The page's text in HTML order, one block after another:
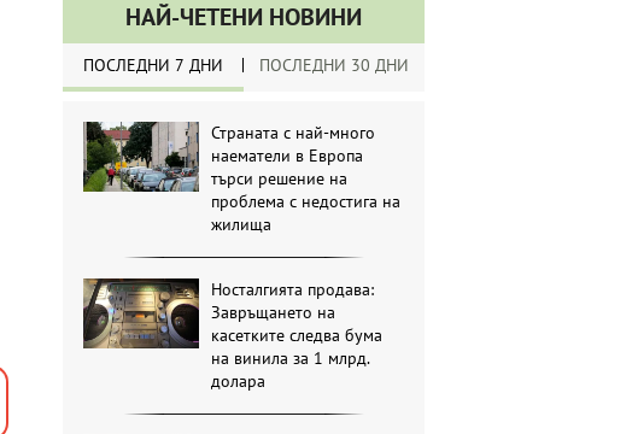
НАЙ-ЧЕТЕНИ НОВИНИ
ПОСЛЕДНИ 7 ДНИ ПОСЛЕДНИ 30 ДНИ
Страната с най-много
наематели в Европа
търси решение на
проблема с недостига на
жилища
Носталгията продава:
Завръщането на
касетките следва бума
на винила за 1 млрд.
долара